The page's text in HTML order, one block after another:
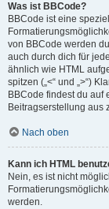
Was ist BBCode?
BBCode ist eine
von BBCode werden
auch durch dich für
ähnlich wie HTML
spitzen („<“ und „>“)
BBCode findest du auf
Beitragserstellung aus
Nach oben
Kann ich HTML
Nein, es ist nicht
werden.